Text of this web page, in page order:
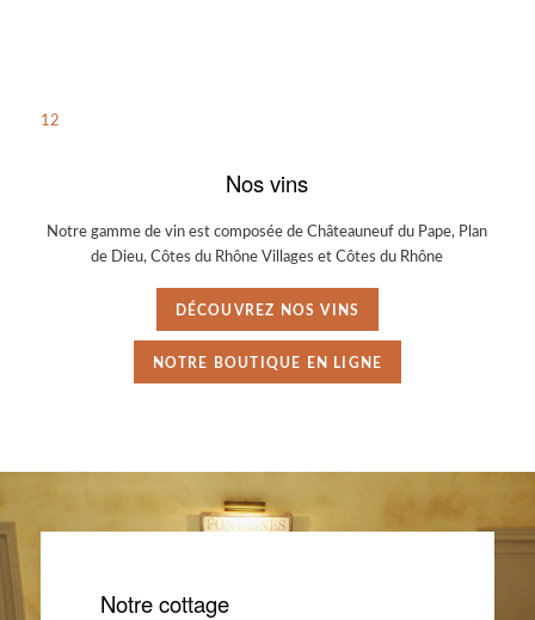
12
Nos vins
Notre gamme de vin est composée de Châteauneuf du Pape, Plan
de Dieu, Côtes du Rhône Villages et Côtes du Rhône
DÉCOUVREZ NOS VINS
NOTRE BOUTIQUE EN LIGNE
Notre cottage